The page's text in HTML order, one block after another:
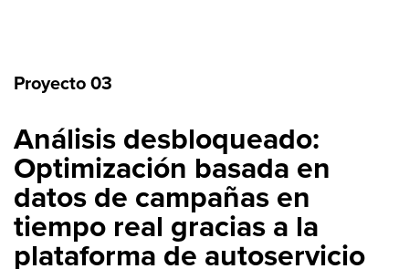
Proyecto 03
Análisis desbloqueado:
Optimización basada en
datos de campañas en
tiempo real gracias a la
plataforma de autoservicio